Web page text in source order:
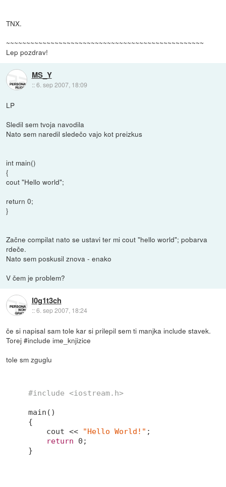
TNX.
~~~~~~~~~~~~~~~~~~~~~~~~~~~~~~~~~~~~~~~~~~~~~~~~~
Lep pozdrav!
MS_Y
::6. sep 2007, 18:09
LP
Sledil sem tvoja navodila
Nato sem naredil sledečo vajo kot preizkus
int main()
{
cout "Hello world";
return 0;
}
Začne compilat nato se ustavi ter mi cout "hello world"; pobarva
rdeče.
Nato sem poskusil znova - enako
V čem je problem?
l0g1t3ch
::6. sep 2007, 18:24
če si napisal sam tole kar si prilepil sem ti manjka include stavek.
Torej #include ime_knjizice
tole sm zguglu
#include <iostream.h>
main()
{
cout << "Hello World!" ;
return
0 ;
}